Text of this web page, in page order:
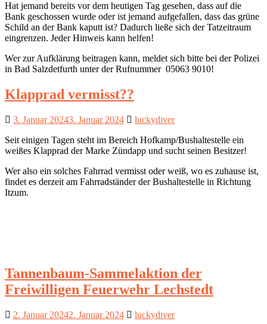
Hat jemand bereits vor dem heutigen Tag gesehen, dass auf die
Bank geschossen wurde oder ist jemand aufgefallen, dass das grüne
Schild an der Bank kaputt ist? Dadurch ließe sich der Tatzeitraum
eingrenzen. Jeder Hinweis kann helfen!
Wer zur Aufklärung beitragen kann, meldet sich bitte bei der Polizei
in Bad Salzdetfurth unter der Rufnummer 05063 9010!
Klapprad vermisst??
3. Januar 20243. Januar 2024
luckydiver
Seit einigen Tagen steht im Bereich Hofkamp/Bushaltestelle ein
weißes Klapprad der Marke Zündapp und sucht seinen Besitzer!
Wer also ein solches Fahrrad vermisst oder weiß, wo es zuhause ist,
findet es derzeit am Fahrradständer der Bushaltestelle in Richtung
Itzum.
Tannenbaum-Sammelaktion der
Freiwilligen Feuerwehr Lechstedt
2. Januar 20242. Januar 2024 luckydiver